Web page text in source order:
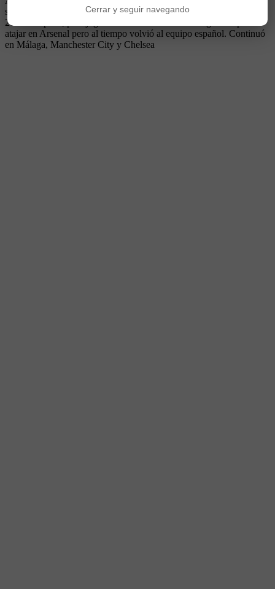
siempre como suplente del Pato Abbondanzieri, hasta que se fue en
2004 a España, para jugar en el Elche. Retornó a Argentina para
atajar en Arsenal pero al tiempo volvió al equipo español. Continuó
en Málaga, Manchester City y Chelsea
Cerrar y seguir navegando